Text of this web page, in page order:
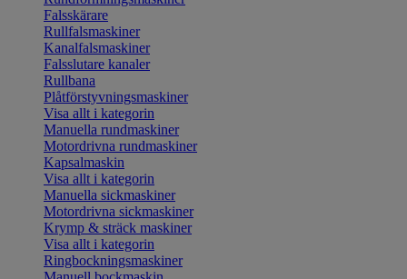
Falsskärare
Rullfalsmaskiner
Kanalfalsmaskiner
Falsslutare kanaler
Rullbana
Plåtförstyvningsmaskiner
Visa allt i kategorin
Manuella rundmaskiner
Motordrivna rundmaskiner
Kapsalmaskin
Visa allt i kategorin
Manuella sickmaskiner
Motordrivna sickmaskiner
Krymp & sträck maskiner
Visa allt i kategorin
Ringbockningsmaskiner